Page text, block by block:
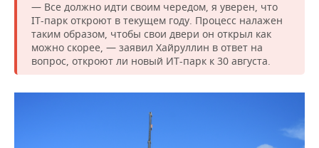
— Все должно идти своим чередом, я уверен, что
IT-парк откроют в текущем году. Процесс налажен
таким образом, чтобы свои двери он открыл как
можно скорее, — заявил Хайруллин в ответ на
вопрос, откроют ли новый ИТ-парк к 30 августа.